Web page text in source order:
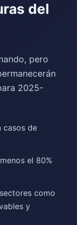
del
pero
2025-
casos de
el 80%
como
y